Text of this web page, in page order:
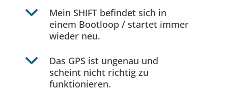
b
Mein SHIFT befindet sich in
einem Bootloop / startet immer
wieder neu.
b
Das GPS ist ungenau und
scheint nicht richtig zu
funktionieren.